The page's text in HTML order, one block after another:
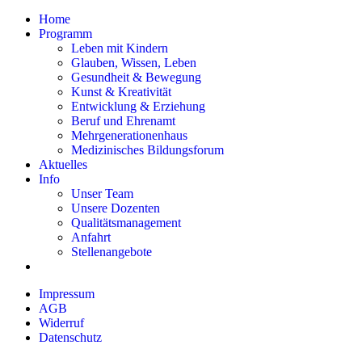
Home
Programm
Leben mit Kindern
Glauben, Wissen, Leben
Gesundheit & Bewegung
Kunst & Kreativität
Entwicklung & Erziehung
Beruf und Ehrenamt
Mehrgenerationenhaus
Medizinisches Bildungsforum
Aktuelles
Info
Unser Team
Unsere Dozenten
Qualitätsmanagement
Anfahrt
Stellenangebote
Impressum
AGB
Widerruf
Datenschutz